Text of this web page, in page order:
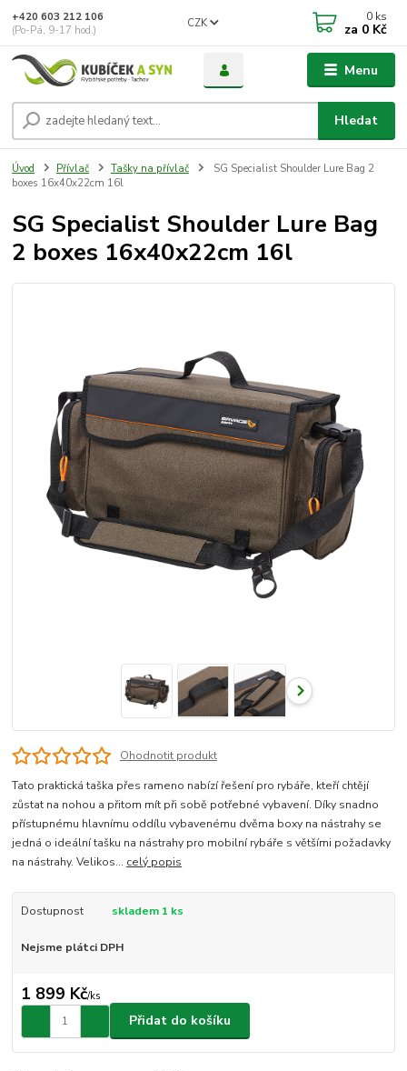
Menu
CZK
Hledat
+420 603 212 106
(Po-Pá, 9-17 hod.)
0 ks
za 0 Kč
Úvod Přívlač Tašky na přívlač
SG Specialist Shoulder Lure Bag 2
boxes 16x40x22cm 16l
SG Specialist Shoulder Lure Bag
2 boxes 16x40x22cm 16l
Ohodnotit produkt
Tato praktická taška přes rameno nabízí řešení pro rybáře, kteří chtějí
zůstat na nohou a přitom mít při sobě potřebné vybavení. Díky snadno
přístupnému hlavnímu oddílu vybavenému dvěma boxy na nástrahy se
jedná o ideální tašku na nástrahy pro mobilní rybáře s většími požadavky
na nástrahy. Velikos... celý popis
Dostupnost skladem 1 ks
Nejsme plátci DPH
1 899 Kč/ks
Přidat do košíku